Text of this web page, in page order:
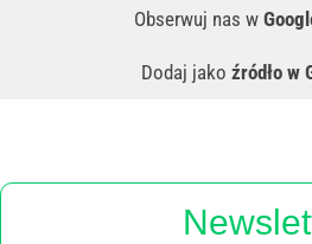
Obserwuj nas w
Dodaj jako źródło w